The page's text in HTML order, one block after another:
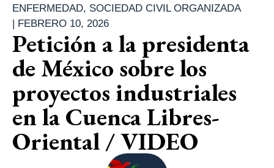
ENFERMEDAD, SOCIEDAD CIVIL ORGANIZADA
FEBRERO 10, 2026
Petición a la presidenta
de México sobre los
proyectos industriales
en la Cuenca Libres-
Oriental / VIDEO